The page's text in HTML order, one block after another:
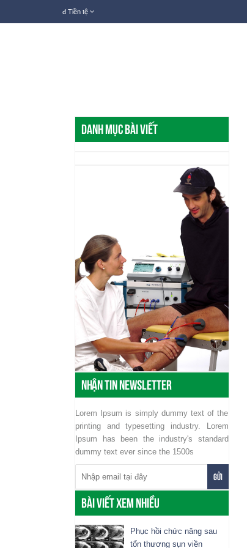
đ Tiền tệ
Danh mục bài viết
Nhận tin Newsletter
Lorem Ipsum is simply dummy text of the
printing and typesetting industry. Lorem
Ipsum has been the industry's standard
dummy text ever since the 1500s
Bài viết xem nhiều
Phục hồi chức năng sau
tổn thương sụn viền